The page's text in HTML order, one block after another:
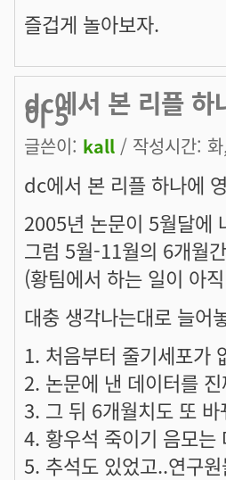
즐겁게 놀아보자.
dc에서 본 리플
이 5
글쓴이: kall / 작성시간:
dc에서 본 리플 하나에
2005년 논문이 5월달에
그럼 5월-11월의 6개월
(황팀에서 하는 일이 아
대충 생각나는대로 늘어
처음부터 줄기세포가
논문에 낸 데이터를
그 뒤 6개월치도 또
황우석 죽이기 음모
추석도 있었고..연구